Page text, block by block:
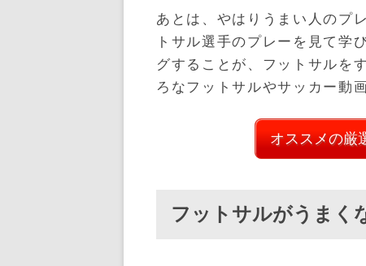
あとは、やはりうまい人のプ
トサル選手のプレーを見て学
グすることが、フットサルを
ろなフットサルやサッカー動
オススメの厳
フットサルがうまく